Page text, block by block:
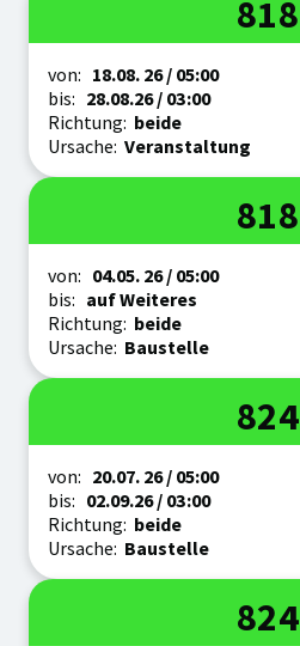
Linie
818
Zeitraum
von: 18.08. 26/ 05:00
bis: 28.08.26/ 03:00
Richtung: beide
Ursache: Veranstaltung
Linie
818
Zeitraum
von: 04.05. 26/ 05:00
bis: auf Weiteres
Richtung: beide
Ursache: Baustelle
Linie
824
Zeitraum
von: 20.07. 26/ 05:00
bis: 02.09.26/ 03:00
Richtung: beide
Ursache: Baustelle
Linie
824